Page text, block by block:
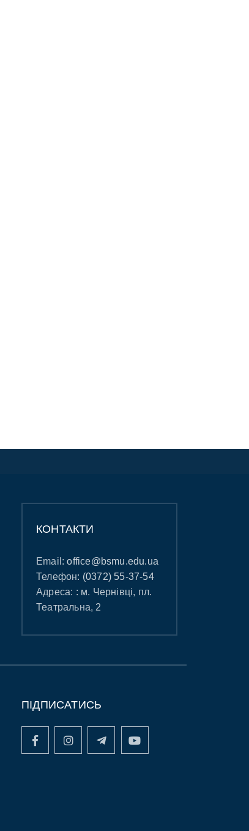
КОНТАКТИ
Email:office@bsmu.edu.ua
Телефон: (0372) 55-37-54
Адреса: : м. Чернівці, пл.
Театральна, 2
ПІДПИСАТИСЬ